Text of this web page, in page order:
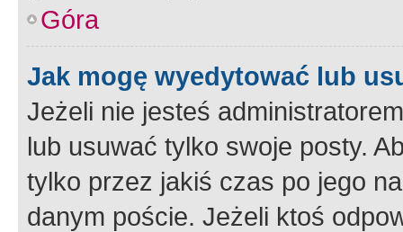
Góra
Jak mogę wyedytować lub
Jeżeli nie jesteś
lub usuwać tylko swoje posty.
tylko przez jakiś czas po jego
danym poście. Jeżeli ktoś